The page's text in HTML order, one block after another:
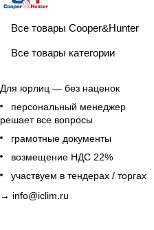
Все товары Cooper&Hunter
Все товары категории
Для юрлиц — без наценок
персональный менеджер
решает все вопросы
грамотные документы
возмещение НДС 22%
участвуем в тендерах / торгах
→ info@iclim.ru